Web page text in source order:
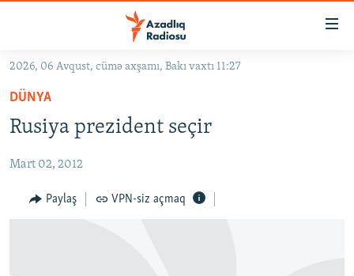
Əsas
qayıt
Əsas
naviqasiyaya
qayıt
KORRUPSIOMETR
#ƏSLINDƏ
FƏRQƏ BAX
2026, 06 Avqust, cümə axşamı, Bakı vaxtı 11:27
DÜNYA
Rusiya prezident seçir
Mart 02, 2012
Paylaş VPN-siz açmaq